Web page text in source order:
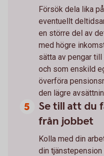
Försök dela lika
eventuellt
en större del av
med högre
sätta av pengar
och som enskild
överföra
den lägre
Se till att du
från jobbet
Kolla med din
din